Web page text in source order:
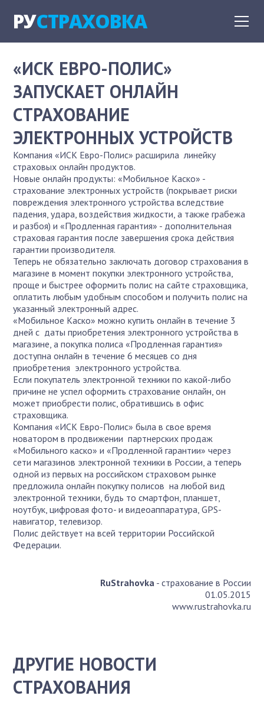
РУСТРАХОВКА
«ИСК ЕВРО-ПОЛИС»
ЗАПУСКАЕТ ОНЛАЙН
СТРАХОВАНИЕ
ЭЛЕКТРОННЫХ УСТРОЙСТВ
Компания «ИСК Евро-Полис» расширила линейку
страховых онлайн продуктов.
Новые онлайн продукты: «Мобильное Каско» -
страхование электронных устройств (покрывает риски
повреждения электронного устройства вследствие
падения, удара, воздействия жидкости, а также грабежа
и разбоя) и «Продленная гарантия» - дополнительная
страховая гарантия после завершения срока действия
гарантии производителя.
Теперь не обязательно заключать договор страхования в
магазине в момент покупки электронного устройства,
проще и быстрее оформить полис на сайте страховщика,
оплатить любым удобным способом и получить полис на
указанный электронный адрес.
«Мобильное Каско» можно купить онлайн в течение 3
дней с даты приобретения электронного устройства в
магазине, а покупка полиса «Продленная гарантия»
доступна онлайн в течение 6 месяцев со дня
приобретения электронного устройства.
Если покупатель электронной техники по какой-либо
причине не успел оформить страхование онлайн, он
может приобрести полис, обратившись в офис
страховщика.
Компания «ИСК Евро-Полис» была в свое время
новатором в продвижении партнерских продаж
«Мобильного каско» и «Продленной гарантии» через
сети магазинов электронной техники в России, а теперь
одной из первых на российском страховом рынке
предложила онлайн покупку полисов на любой вид
электронной техники, будь то смартфон, планшет,
ноутбук, цифровая фото- и видеоаппаратура, GPS-
навигатор, телевизор.
Полис действует на всей территории Российской
Федерации.
RuStrahovka- страхование в России
01.05.2015
www.rustrahovka.ru
ДРУГИЕ НОВОСТИ
СТРАХОВАНИЯ